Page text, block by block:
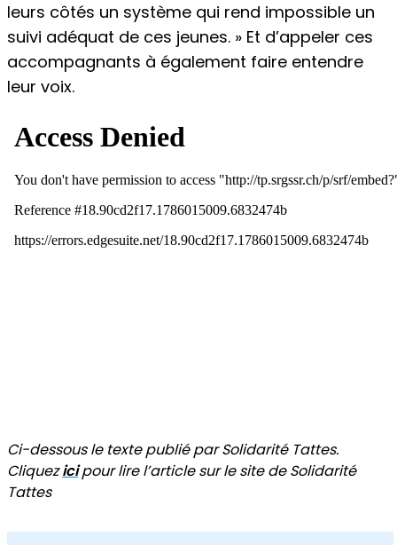
leurs côtés un système qui rend impossible un
suivi adéquat de ces jeunes. » Et d’appeler ces
accompagnants à également faire entendre
leur voix.
Ci-dessous le texte publié par Solidarité Tattes.
Cliquezicipour lire l’article sur le site de Solidarité
Tattes